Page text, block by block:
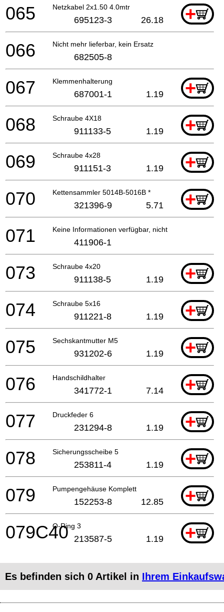
Netzkabel 2x1.50 4.0mtr +
065 695123-3 26.18
Nicht mehr lieferbar, kein Ersatz
066 682505-8
Klemmenhalterung +
067 687001-1 1.19
Schraube 4X18 +
068 911133-5 1.19
Schraube 4x28 +
069 911151-3 1.19
Kettensammler 5014B-5016B * +
070 321396-9 5.71
Keine Informationen verfügbar, nicht bestellbar
071 411906-1
Schraube 4x20 +
073 911138-5 1.19
Schraube 5x16 +
074 911221-8 1.19
Sechskantmutter M5 +
075 931202-6 1.19
Handschildhalter +
076 341772-1 7.14
Druckfeder 6 +
077 231294-8 1.19
Sicherungsscheibe 5 +
078 253811-4 1.19
Pumpengehäuse Komplett +
079 152253-8 12.85
O-Ring 3 +
079C40 213587-5 1.19
Es befinden sich 0 Artikel in Ihrem